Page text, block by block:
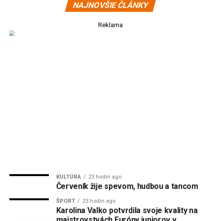
NAJNOVŠIE ČLÁNKY
Reklama
KULTÚRA 23 hodín ago
Červeník žije spevom, hudbou a tancom
ŠPORT 23 hodín ago
Karolina Valko potvrdila svoje kvality na